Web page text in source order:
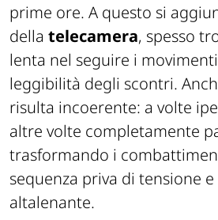
prime ore. A questo si
della telecamera, spesso
lenta nel seguire i
leggibilità degli scontri.
risulta incoerente: a volte
altre volte completamente
trasformando i
sequenza priva di tensione
altalenante.